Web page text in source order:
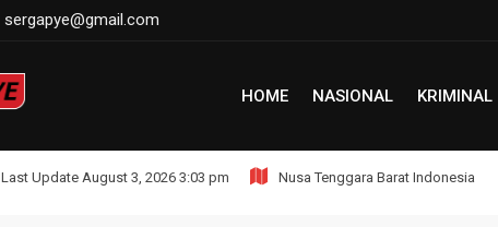
sergapye@gmail.com
HOME NASIONAL KRIMINAL
Last Update August 3, 2026 3:03 pm Nusa Tenggara Barat Indonesia